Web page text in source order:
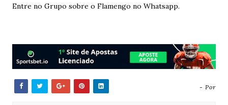
Entre no Grupo sobre o Flamengo no Whatsapp.
- Por